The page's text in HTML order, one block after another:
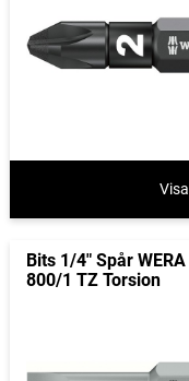
Visa
Bits 1/4" Spår WERA
800/1 TZ Torsion